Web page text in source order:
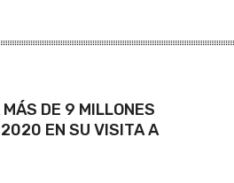
DE 9 MILLONES
2020 EN SU VISITA A